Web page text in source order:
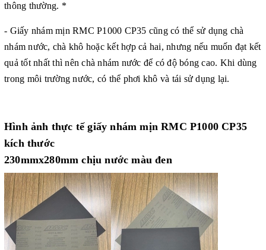
thông thường. *
- Giấy nhám mịn RMC P1000 CP35 cũng có thể sử dụng chà
nhám nước, chà khô hoặc kết hợp cả hai, nhưng nếu muốn đạt kết
quả tốt nhất thì nên chà nhám nước để có độ bóng cao. Khi dùng
trong môi trường nước, có thể phơi khô và tái sử dụng lại.
Hình ảnh thực tế giấy nhám mịn RMC P1000 CP35
kích thước
230mmx280mm chịu nước màu đen